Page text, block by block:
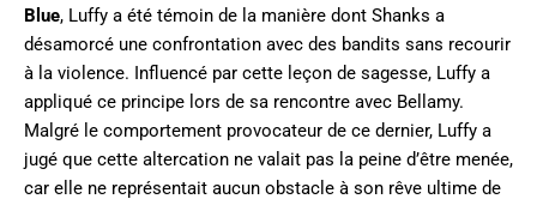
Blue, Luffy a été témoin de la manière dont Shanks a
désamorcé une confrontation avec des bandits sans recourir
à la violence. Influencé par cette leçon de sagesse, Luffy a
appliqué ce principe lors de sa rencontre avec Bellamy.
Malgré le comportement provocateur de ce dernier, Luffy a
jugé que cette altercation ne valait pas la peine d’être menée,
car elle ne représentait aucun obstacle à son rêve ultime de